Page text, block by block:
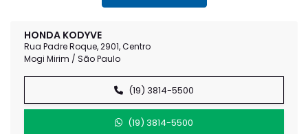
HONDA KODYVE
Rua Padre Roque, 2901, Centro
Mogi Mirim / São Paulo
(19) 3814-5500
(19) 3814-5500